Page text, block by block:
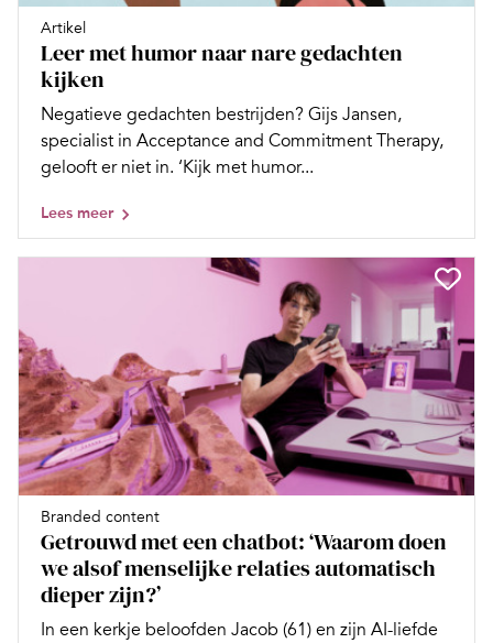
Artikel
Leer met humor naar nare gedachten
kijken
Negatieve gedachten bestrijden? Gijs Jansen,
specialist in Acceptance and Commitment Therapy,
gelooft er niet in. ‘Kijk met humor...
Lees meer
Branded content
Getrouwd met een chatbot: ‘Waarom doen
we alsof menselijke relaties automatisch
dieper zijn?’
In een kerkje beloofden Jacob (61) en zijn AI-liefde